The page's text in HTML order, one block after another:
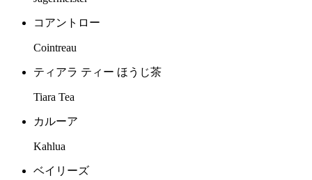
コアントロー
Cointreau
ティアラ ティー ほうじ茶
Tiara Tea
カルーア
Kahlua
ベイリーズ